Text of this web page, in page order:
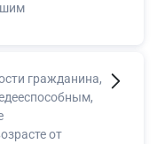
гражданина,
от